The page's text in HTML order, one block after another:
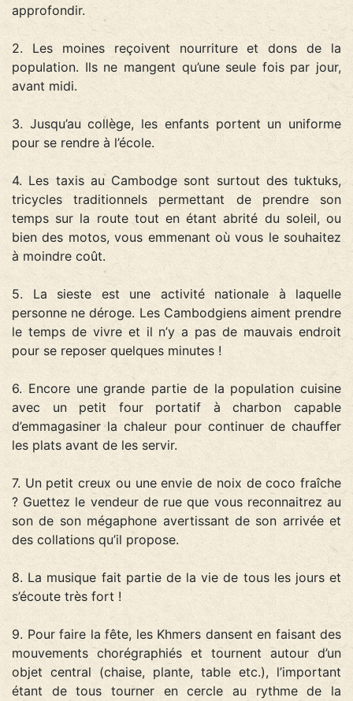
approfondir.
2. Les moines reçoivent nourriture et dons de la
population. Ils ne mangent qu’une seule fois par jour,
avant midi.
3. Jusqu’au collège, les enfants portent un uniforme
pour se rendre à l’école.
4. Les taxis au Cambodge sont surtout des tuktuks,
tricycles traditionnels permettant de prendre son
temps sur la route tout en étant abrité du soleil, ou
bien des motos, vous emmenant où vous le souhaitez
à moindre coût.
5. La sieste est une activité nationale à laquelle
personne ne déroge. Les Cambodgiens aiment prendre
le temps de vivre et il n’y a pas de mauvais endroit
pour se reposer quelques minutes !
6. Encore une grande partie de la population cuisine
avec un petit four portatif à charbon capable
d’emmagasiner la chaleur pour continuer de chauffer
les plats avant de les servir.
7. Un petit creux ou une envie de noix de coco fraîche
? Guettez le vendeur de rue que vous reconnaitrez au
son de son mégaphone avertissant de son arrivée et
des collations qu’il propose.
8. La musique fait partie de la vie de tous les jours et
s’écoute très fort !
9. Pour faire la fête, les Khmers dansent en faisant des
mouvements chorégraphiés et tournent autour d’un
objet central (chaise, plante, table etc.), l’important
étant de tous tourner en cercle au rythme de la